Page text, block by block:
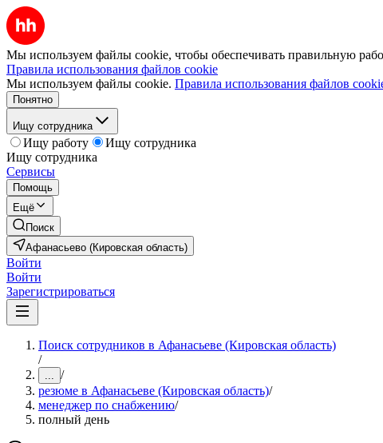
Мы используем файлы cookie, чтобы обеспечивать правильную
Правила использования файлов cookie
Мы используем файлы cookie. Правила использования файлов
Понятно
Ищу сотрудника
Ищу работу
Ищу сотрудника
Ищу сотрудника
Сервисы
Помощь
Ещё
Поиск
Афанасьево (Кировская область)
Войти
Войти
Зарегистрироваться
Поиск сотрудников в Афанасьеве (Кировская область)
/
... /
резюме в Афанасьеве (Кировская область)/
менеджер по снабжению/
полный день